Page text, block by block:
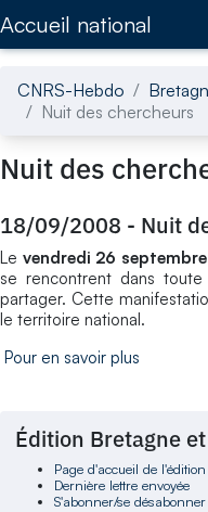
Accueil national
CNRS-Hebdo
Nuit des chercheurs
Nuit des
18/09/2008 - Nuit
Le vendredi 26
se rencontrent dans
partager. Cette
le territoire national.
Pour en savoir plus
Édition Bretagne
Page d'accueil de
Dernière lettre envoyée
S'abonner/se désabonner